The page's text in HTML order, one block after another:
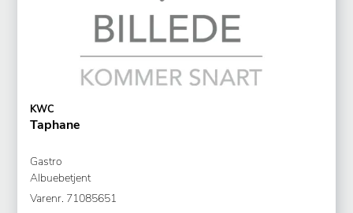
KWC
Taphane
Gastro
Albuebetjent
Varenr. 71085651